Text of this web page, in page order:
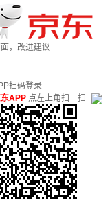
，改进建议
扫码登录
APP 点左上角扫一扫